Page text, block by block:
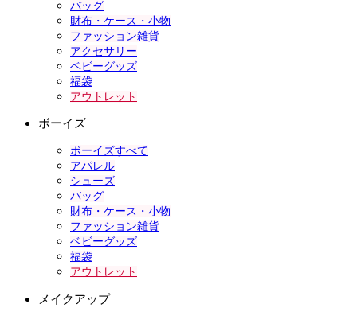
バッグ
財布・ケース・小物
ファッション雑貨
アクセサリー
ベビーグッズ
福袋
アウトレット
ボーイズ
ボーイズすべて
アパレル
シューズ
バッグ
財布・ケース・小物
ファッション雑貨
ベビーグッズ
福袋
アウトレット
メイクアップ